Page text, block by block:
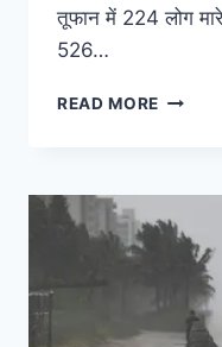
तूफान में 224 लोग
526…
READ MORE